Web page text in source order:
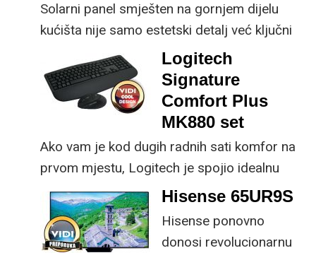
Solarni panel smješten na gornjem dijelu
kućišta nije samo estetski detalj već ključni
dio koncepta ovog proizvoda, jer koristi
energiju prirodnog ili umjetnog svjetla za
rad.
Logitech
Signature
Comfort Plus
MK880 set
Ako vam je kod dugih radnih sati komfor na
prvom mjestu, Logitech je spojio idealnu
kombinaciju tipkovnice i miša s naprednim
funkcijama.
Hisense 65UR9S
Hisense ponovno
donosi revolucionarnu